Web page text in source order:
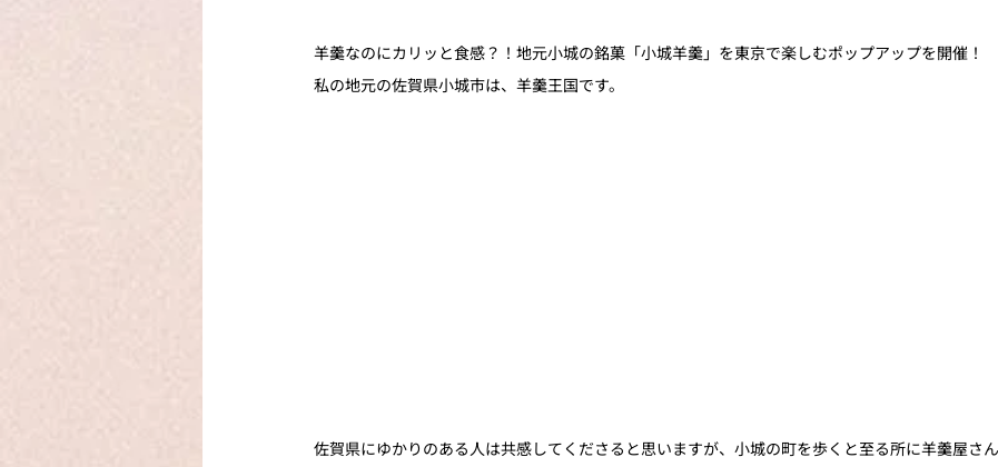
羊羹なのにカリッと食感？！地元小城の銘菓「小城羊羹」を東京で楽しむポップアップを開催！
私の地元の佐賀県小城市は、羊羹王国です。
佐賀県にゆかりのある人は共感してくださると思いますが、小城の町を歩くと至る所に羊羹屋さん